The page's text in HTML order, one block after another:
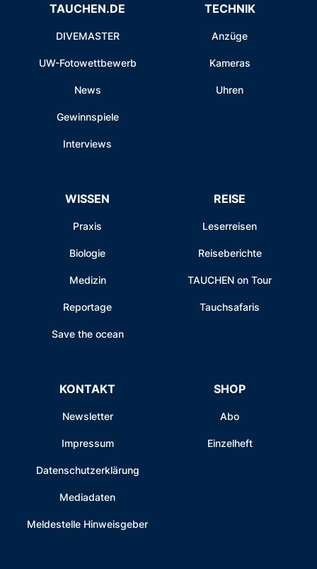
TAUCHEN.DE
DIVEMASTER
UW-Fotowettbewerb
News
Gewinnspiele
Interviews
TECHNIK
Anzüge
Kameras
Uhren
WISSEN
Praxis
Biologie
Medizin
Reportage
Save the ocean
REISE
Leserreisen
Reiseberichte
TAUCHEN on Tour
Tauchsafaris
KONTAKT
Newsletter
Impressum
Datenschutzerklärung
Mediadaten
Meldestelle Hinweisgeber
SHOP
Abo
Einzelheft